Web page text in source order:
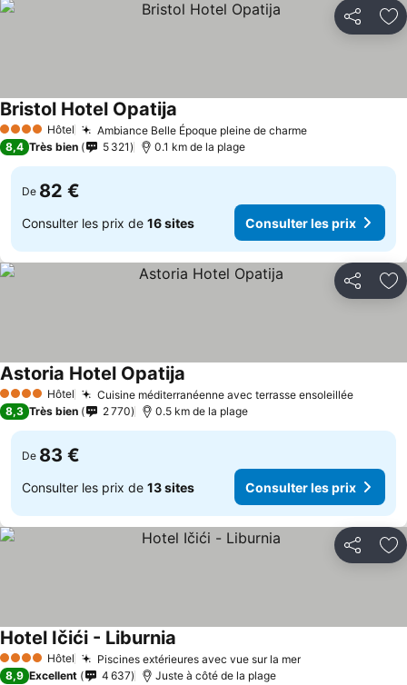
Partager
4 Étoiles Hôtel Ambiance Belle Époque pleine de charme
Bristol Hotel Opatija
8,4 Très bien 5 321 0.1 km de la plage
De 82 €
Consulter les prix de 16 sites Consulter les prix
Partager
4 Étoiles Hôtel Cuisine méditerranéenne avec terrasse ensoleillée
Astoria Hotel Opatija
8,3 Très bien 2 770 0.5 km de la plage
De 83 €
Consulter les prix de 13 sites Consulter les prix
Partager
4 Étoiles Hôtel Piscines extérieures avec vue sur la mer
Hotel Ičići - Liburnia
8,9 Excellent 4 637 Juste à côté de la plage